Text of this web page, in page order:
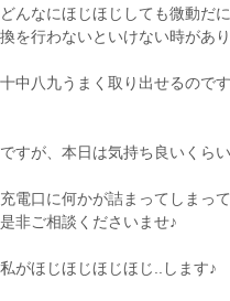
どんなにほじほじしても微動だ
換を行わないといけない時があり
十中八九うまく取り出せるので
ですが、本日は気持ち良いくら
充電口に何かが詰まってしまって
是非ご相談くださいませ♪
私がほじほじほじほじ..します♪